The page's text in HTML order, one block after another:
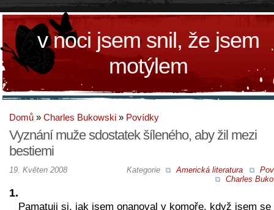
v noci jsem snil, že jsem
motýlem
Domů » Charles Bukowski » Povídky
Vyznání muže sdostatek šíleného, aby žil mezi
bestiemi
Kategorie Americká literatura
Charles
19. Květen 2008
1.
Pamatuji si, jak jsem onanoval v komoře, když jsem se